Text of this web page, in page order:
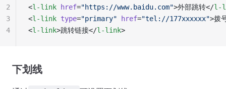
<l-link href="https://www.baidu.com">外部跳转</l-
<l-link type="primary" href="tel://177xxxxxx">拨
<l-link>跳转链接</l-link>
2
3
4
下划线